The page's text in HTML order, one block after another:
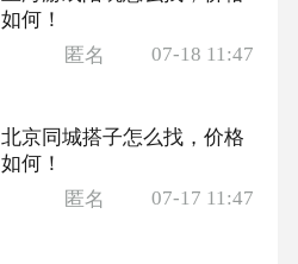
如何！
匿名
07-18 11:47
北京同城搭子怎么找，价格
如何！
匿名
07-17 11:47